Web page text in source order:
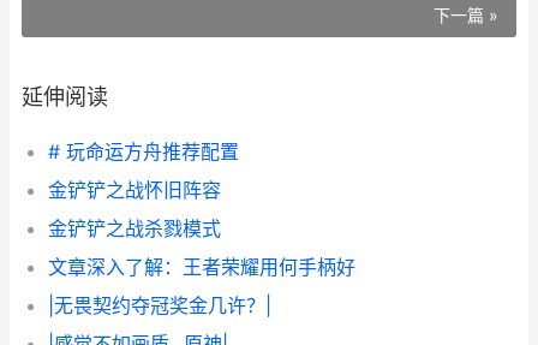
下一篇 »
延伸阅读
# 玩命运方舟推荐配置
金铲铲之战怀旧阵容
金铲铲之战杀戮模式
文章深入了解：王者荣耀用何手柄好
|无畏契约夺冠奖金几许？|